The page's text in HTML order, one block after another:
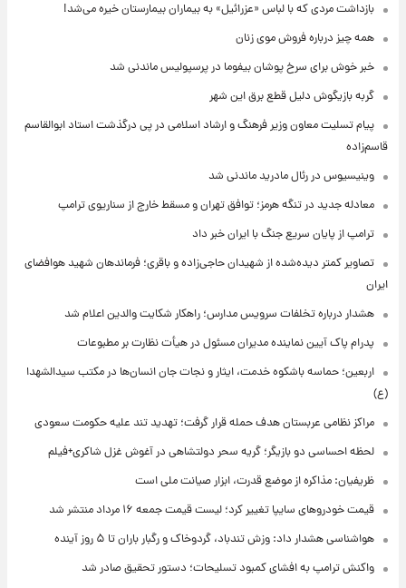
بازداشت مردی که با لباس «عزرائیل» به بیماران بیمارستان خیره می‌شد!
همه چیز درباره فروش موی زنان
خبر خوش برای سرخ پوشان بیفوما در پرسپولیس ماندنی شد
گربه بازیگوش دلیل قطع برق این شهر
پیام تسلیت معاون وزیر فرهنگ و ارشاد اسلامی در پی درگذشت استاد ابوالقاسم
قاسم‌زاده
وینیسیوس در رئال مادرید ماندنی شد
معادله جدید در تنگه هرمز؛ توافق تهران و مسقط خارج از سناریوی ترامپ
ترامپ از پایان سریع جنگ با ایران خبر داد
تصاویر کمتر دیده‌شده از شهیدان حاجی‌زاده و باقری؛ فرماندهان شهید هوافضای
ایران
هشدار درباره تخلفات سرویس مدارس؛ راهکار شکایت والدین اعلام شد
پدرام پاک آیین نماینده مدیران مسئول در هیأت نظارت بر مطبوعات
اربعین؛ حماسه باشکوه خدمت، ایثار و نجات جان انسان‌ها در مکتب سیدالشهدا
(ع)
مراکز نظامی عربستان هدف حمله قرار گرفت؛ تهدید تند علیه حکومت سعودی
لحظه احساسی دو بازیگر؛ گریه سحر دولتشاهی در آغوش غزل شاکری+فیلم
ظریفیان: مذاکره از موضع قدرت، ابزار صیانت ملی است
قیمت خودروهای سایپا تغییر کرد؛ لیست قیمت جمعه ۱۶ مرداد منتشر شد
هواشناسی هشدار داد: وزش تندباد، گردوخاک و رگبار باران تا ۵ روز آینده
واکنش ترامپ به افشای کمبود تسلیحات؛ دستور تحقیق صادر شد